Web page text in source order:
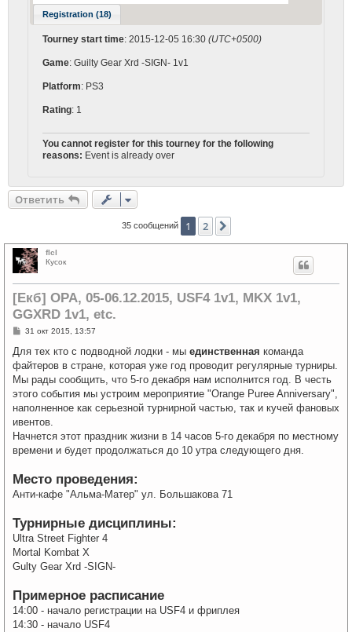
Registration (18)
Tourney start time: 2015-12-05 16:30 (UTC+0500)
Game: Guilty Gear Xrd -SIGN- 1v1
Platform: PS3
Rating: 1
You cannot register for this tourney for the following
reasons: Event is already over
Ответить
35 сообщений 1 2
flcl
Кусок
[Екб] OPA, 05-06.12.2015, USF4 1v1, MKX 1v1,
GGXRD 1v1, etc.
С
о
щ
е
и
е
31 окт 2015, 13:57
Для тех кто с подводной лодки - мы единственная команда
файтеров в стране, которая уже год проводит регулярные турниры.
Мы рады сообщить, что 5-го декабря нам исполнится год. В честь
этого события мы устроим мероприятие "Orange Puree Anniversary",
наполненное как серьезной турнирной частью, так и кучей фановых
ивентов.
Начнется этот праздник жизни в 14 часов 5-го декабря по местному
времени и будет продолжаться до 10 утра следующего дня.
Место проведения:
Анти-кафе "Альма-Матер" ул. Большакова 71
Турнирные дисциплины:
Ultra Street Fighter 4
Mortal Kombat X
Gulty Gear Xrd -SIGN-
Примерное расписание
14:00 - начало регистрации на USF4 и фриплея
14:30 - начало USF4